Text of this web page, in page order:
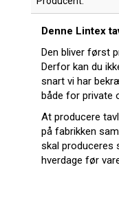
Denne Lintex
Den bliver først
Derfor kan du
snart vi har
både for private
At producere
på fabrikken
skal produceres
hverdage før